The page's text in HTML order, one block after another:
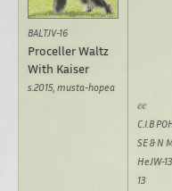
BALTJV-16
Proceller Waltz
With Kaiser
s.2015, musta-hopea
C.I.B
SE & N
HeJW-
13